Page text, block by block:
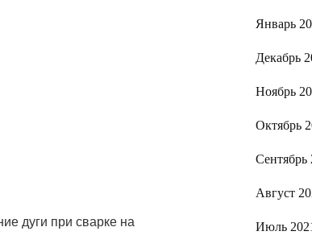
дуги при сварке на
Январь
Декабрь
Ноябрь
Октябрь
Сентябрь
Август
Июль